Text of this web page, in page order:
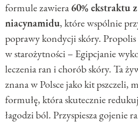
formule zawiera60% ekstraktu
niacynamidu, które wspólnie
poprawy kondycji skóry. Propolis
w starożytności – Egipcjanie
leczenia ran i chorób skóry. Ta
znana w Polsce jako kit pszczeli,
formułę, która skutecznie
łagodzi ból. Przyspiesza gojenie